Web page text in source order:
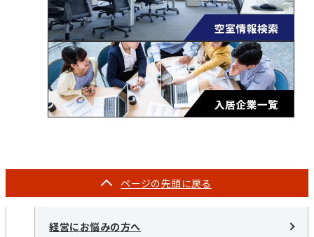
ページの先頭に戻る
経営にお悩みの方へ